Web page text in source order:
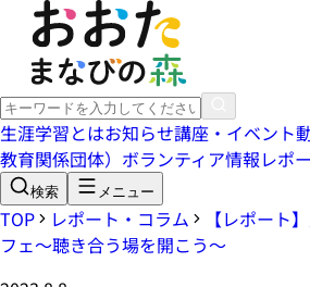
生涯学習とはお知らせ講座・イベント
教育関係団体） ボランティア情報レポ
検索 メニュー
TOP レポート・コラム
【レポート
フェ～聴き合う場を開こう～